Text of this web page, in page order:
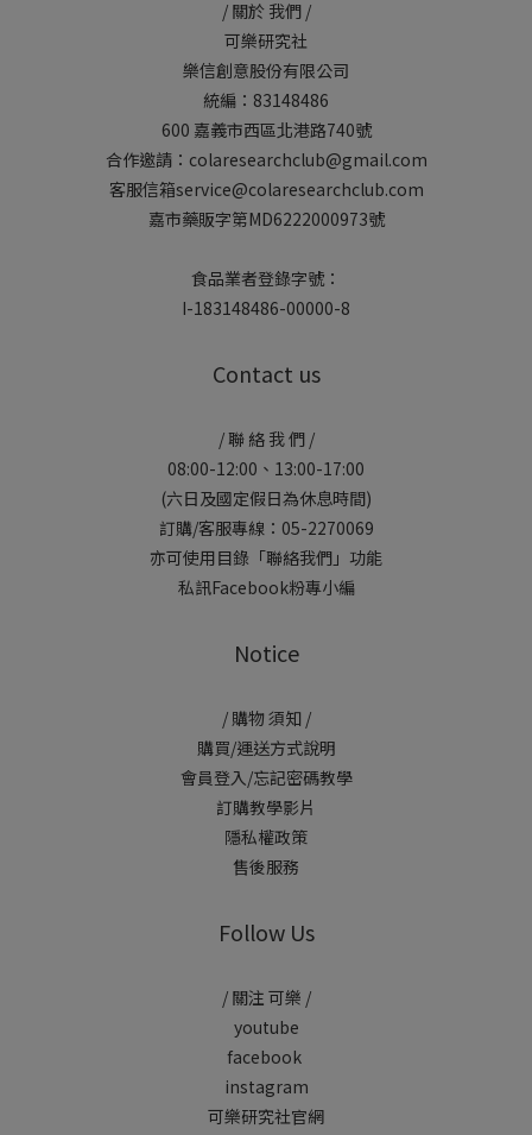
/ 關於 我們 /
可樂研究社
樂信創意股份有限公司
統編：83148486
600 嘉義市西區北港路740號
合作邀請：colaresearchclub@gmail.com
客服信箱service@colaresearchclub.com
嘉市藥販字第MD6222000973號
食品業者登錄字號：
I-183148486-00000-8
Contact us
/ 聯 絡 我 們 /
08:00-12:00、13:00-17:00
(六日及國定假日為休息時間)
訂購/客服專線：05-2270069
亦可使用目錄「聯絡我們」功能
私訊Facebook粉專小編
Notice
/ 購物 須知 /
購買/運送方式說明
會員登入/忘記密碼教學
訂購教學影片
隱私權政策
售後服務
Follow Us
/ 關注 可樂 /
youtube
facebook
instagram
可樂研究社官網